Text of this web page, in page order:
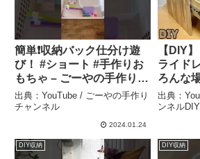
簡単❗️収納バック仕分け遊
び！ #ショート #手作りお
もちゃ – ごーやの手作りチ
ャンネル
出典：YouTube / ごーやの手作り
チャンネル
2024.01.24
【DIY
ライド
ろんな
り方！
取付方
り付け
たら収
出典：
ンネルDIY
DIY収納 DIY収納